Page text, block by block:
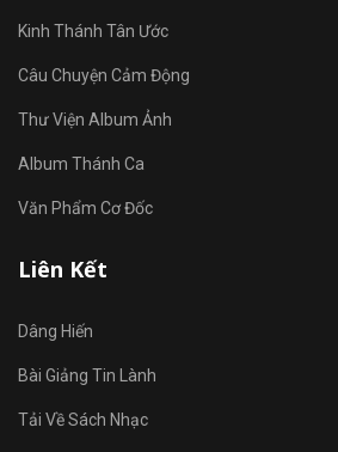
Kinh Thánh Tân Ước
Câu Chuyện Cảm Động
Thư Viện Album Ảnh
Album Thánh Ca
Văn Phẩm Cơ Đốc
Liên Kết
Dâng Hiến
Bài Giảng Tin Lành
Tải Về Sách Nhạc